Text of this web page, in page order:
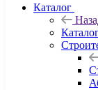
Каталог